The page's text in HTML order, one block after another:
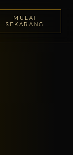
MULAI
SEKARANG